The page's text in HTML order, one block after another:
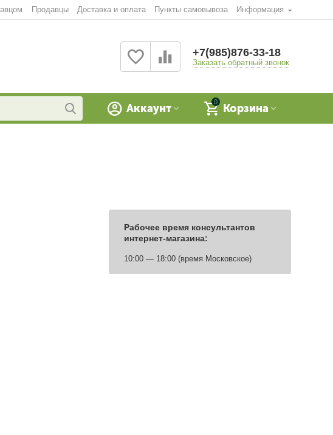
Продавцы Доставка и оплата Пункты самовывоза Информация
+7(985)876-33-18
Заказать обратный звонок
0
Корзина
Аккаунт
Рабочее время консультантов
интернет-магазина:
10:00 — 18:00(время Московское)